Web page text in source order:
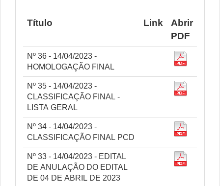
Título Link
Abrir
PDF
Nº 36 - 14/04/2023 -
HOMOLOGAÇÃO FINAL
Nº 35 - 14/04/2023 -
CLASSIFICAÇÃO FINAL -
LISTA GERAL
Nº 34 - 14/04/2023 -
CLASSIFICAÇÃO FINAL PCD
Nº 33 - 14/04/2023 - EDITAL
DE ANULAÇÃO DO EDITAL
DE 04 DE ABRIL DE 2023